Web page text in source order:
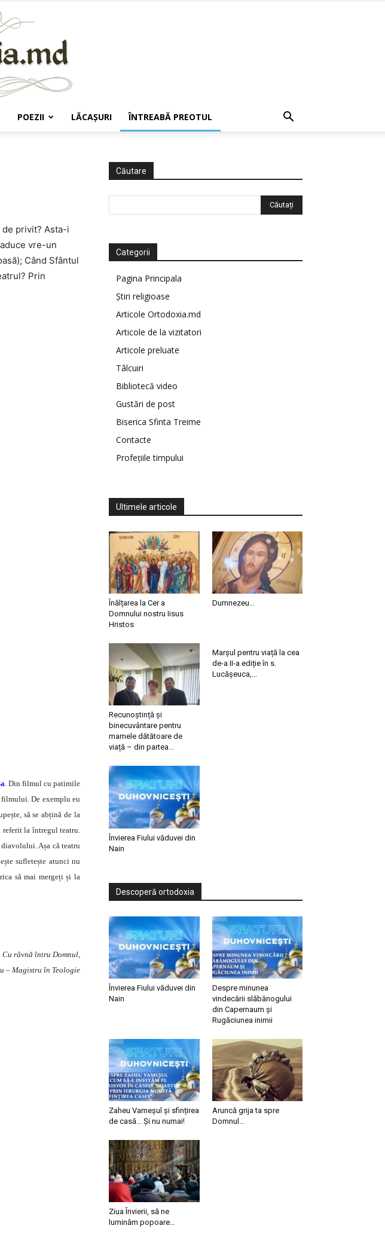
POEZII LĂCAŞURI ÎNTREABĂ PREOTUL
privit? Asta-i
vre-un
Când Sfântul
Prin
. Din filmul cu patimile
filmului. De exemplu eu
să se abțină de la
referit la întregul teatru.
Așa că teatru
sufletește atunci nu
să mai mergeți și la
Cu râvnă întru Domnul,
– Magistru în Teologie
Căutare
Categorii
Pagina Principala
Știri religioase
Articole Ortodoxia.md
Articole de la vizitatori
Articole preluate
Tâlcuiri
Bibliotecă video
Gustări de post
Biserica Sfinta Treime
Contacte
Profețiile timpului
Ultimele articole
Înălțarea la Cer a
Domnului nostru Iisus
Hristos
Dumnezeu…
Recunoștință și
binecuvântare pentru
mamele dătătoare de
viață – din partea...
Marșul pentru viață la cea
de-a II-a ediție în s.
Lucășeuca,...
Învierea Fiului văduvei din
Nain
Descoperă ortodoxia
Învierea Fiului văduvei din
Nain
Despre minunea
vindecării slăbănogului
din Capernaum și
Rugăciunea inimii
Zaheu Vameșul și sfințirea
de casă… Și nu numai!
Aruncă grija ta spre
Domnul…
Ziua Învierii, să ne
luminăm popoare…